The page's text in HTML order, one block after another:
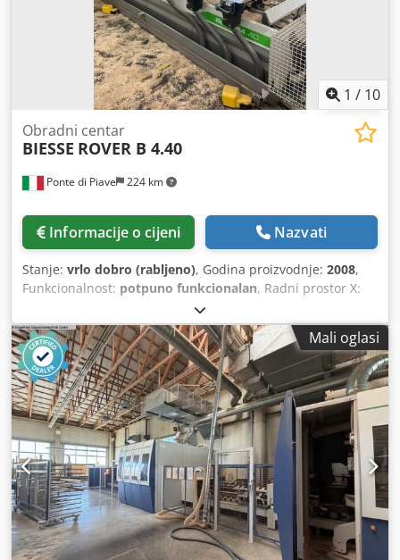
podmazivanja Klima uređaj za električni ormar Br. 1
vakuumska pumpa Chodpfx Ajwwiybjggja
1 / 10
Ponte di Piave 224 km
Obradni centar
BIESSE ROVER B 4.40
Informacije o cijeni Nazvati
Stanje: vrlo dobro (rabljeno), Godina proizvodnje: 2008,
Funkcionalnost: potpuno funkcionalan, Radni prostor X:
3640 mm Radni prostor Y: 1342 mm Hod radnog komada:
180 mm Električni vretenasti pogon C osi, snage 12 kW,
priključak ISO30 Chjdpfx Aezmff Nsggea Broj svrdli za
vertikalno bušenje: 24 Broj svrdli za horizontalno bušenje
X: 6 Broj svrdli za horizontalno bušenje Y: 4 Pile za rezanje
utora u smjeru X Revolver s 12 pozicija za izmjenu alata
Radna površina s 6 šipki s EPS sustavom za automatsko
pozicioniranje šipki, vakuumskim držačima Transportna
traka za strugotine 1 vakuumska pumpa, kapaciteta 90
m3/h Sigurnosne podne prostirke Težina, otprilike 4000 kg.
Uključeno 3 priključna uređaja (za obradu vrata, anuba,
itd.), vakuumski držači i neki stezni elementi Uniclamps
Samo 1406 radnih sati električnog vretenastog pogona s 4
osi i 831 sat bušenja Dostupno u siječnju 2027.
Mali oglasi